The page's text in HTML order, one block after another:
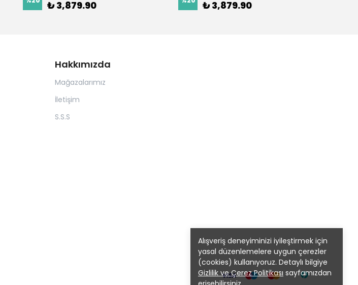
Alışveriş deneyiminizi iyileştirmek için
yasal düzenlemelere uygun çerezler
(cookies) kullanıyoruz. Detaylı bilgiye
Gizlilik ve Çerez Politikası sayfamızdan
₺ 3,879.90 ₺ 3,879.90
Hakkımızda
Mağazalarımız
İletişim
S.S.S